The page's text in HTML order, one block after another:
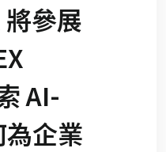
參展
AI-
企業